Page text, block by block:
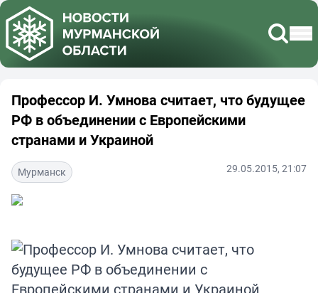
Профессор И. Умнова считает, что будущее
РФ в объединении с Европейскими
странами и Украиной
Мурманск 29.05.2015, 21:07